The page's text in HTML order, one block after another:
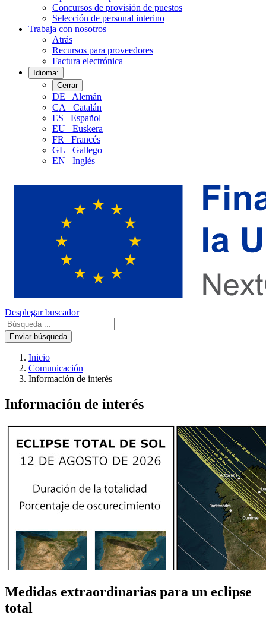
Concursos de provisión de puestos
Selección de personal interino
Trabaja con nosotros
Atrás
Recursos para proveedores
Factura electrónica
Idioma:
Cerrar
DE
Alemán
CA
Catalán
ES
Español
EU
Euskera
FR
Francés
GL
Gallego
EN
Inglés
Desplegar buscador
Enviar búsqueda
Inicio
Comunicación
Información de interés
Información de interés
Medidas extraordinarias para un eclipse
total